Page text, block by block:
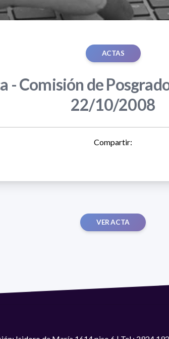
ACTAS
- Comisión de
22/10/2008
Compartir:
VER ACTA